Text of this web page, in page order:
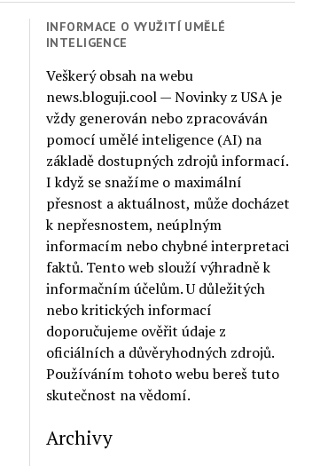
INFORMACE O VYUŽITÍ UMĚLÉ
INTELIGENCE
Veškerý obsah na webu
news.bloguji.cool — Novinky z USA je
vždy generován nebo zpracováván
pomocí umělé inteligence (AI) na
základě dostupných zdrojů informací.
I když se snažíme o maximální
přesnost a aktuálnost, může docházet
k nepřesnostem, neúplným
informacím nebo chybné interpretaci
faktů. Tento web slouží výhradně k
informačním účelům. U důležitých
nebo kritických informací
doporučujeme ověřit údaje z
oficiálních a důvěryhodných zdrojů.
Používáním tohoto webu bereš tuto
skutečnost na vědomí.
Archivy